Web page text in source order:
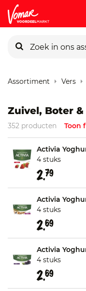
Persoonlijk KIK-
Assortiment Vers
Zuivel, Boter &
352 producten Toon
Activia
4 stuks
2.79
Activia
4 stuks
2.69
Activia
4 stuks
2.69